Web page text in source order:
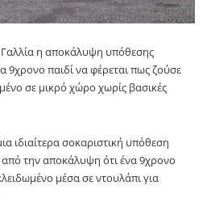
η αποκάλυψη υπόθεσης
9χρονο παιδί να φέρεται πως ζούσε
σε μικρό χώρο χωρίς βασικές
ιδιαίτερα σοκαριστική υπόθεση
από την αποκάλυψη ότι ένα 9χρονο
μέσα σε ντουλάπι για